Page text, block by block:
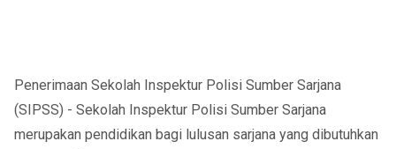
Penerimaan Sekolah Inspektur Polisi Sumber Sarjana
(SIPSS) - Sekolah Inspektur Polisi Sumber Sarjana
merupakan pendidikan bagi lulusan sarjana yang dibutuhkan